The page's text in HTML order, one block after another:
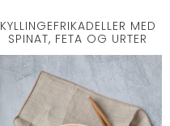
KYLLINGEFRIKADELLER MED
SPINAT, FETA OG URTER